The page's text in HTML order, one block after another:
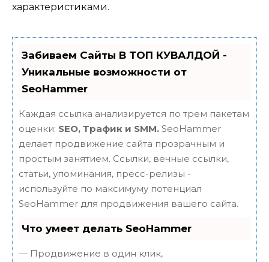
характеристиками.
Забиваем Сайты В ТОП КУВАЛДОЙ -
Уникальные возможности от
SeoHammer
Каждая ссылка анализируется по трем пакетам
оценки: SEO, Трафик и SMM. SeoHammer
делает продвижение сайта прозрачным и
простым занятием. Ссылки, вечные ссылки,
статьи, упоминания, пресс-релизы -
используйте по максимуму потенциал
SeoHammer для продвижения вашего сайта.
Что умеет делать SeoHammer
— Продвижение в один клик,